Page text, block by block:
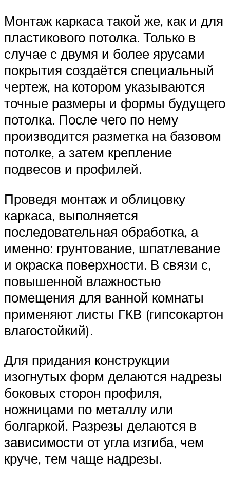
Монтаж каркаса такой же, как и для
пластикового потолка. Только в
случае с двумя и более ярусами
покрытия создаётся специальный
чертеж, на котором указываются
точные размеры и формы будущего
потолка. После чего по нему
производится разметка на базовом
потолке, а затем крепление
подвесов и профилей.
Проведя монтаж и облицовку
каркаса, выполняется
последовательная обработка, а
именно: грунтование, шпатлевание
и окраска поверхности. В связи с,
повышенной влажностью
помещения для ванной комнаты
применяют листы ГКВ (гипсокартон
влагостойкий).
Для придания конструкции
изогнутых форм делаются надрезы
боковых сторон профиля,
ножницами по металлу или
болгаркой. Разрезы делаются в
зависимости от угла изгиба, чем
круче, тем чаще надрезы.